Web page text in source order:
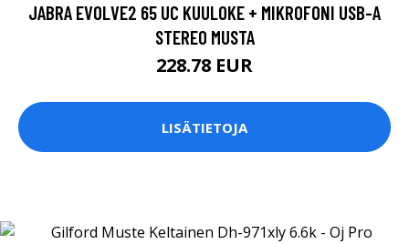
JABRA EVOLVE2 65 UC KUULOKE + MIKROFONI USB-A
STEREO MUSTA
228.78 EUR
LISÄTIETOJA